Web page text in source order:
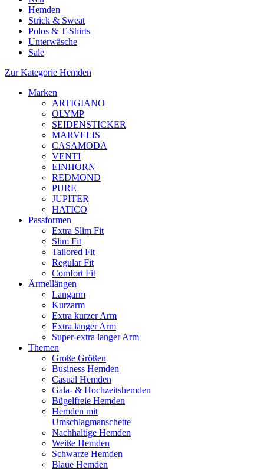
Hemden
Strick & Sweat
Polos & T-Shirts
Unterwäsche
Sale
Zur Kategorie Hemden
Marken
ARTIGIANO
OLYMP
SEIDENSTICKER
MARVELIS
CASAMODA
VENTI
EINHORN
REDMOND
PURE
JUPITER
HATICO
Passformen
Extra Slim Fit
Slim Fit
Tailored Fit
Regular Fit
Comfort Fit
Ärmellängen
Langarm
Kurzarm
Extra kurzer Arm
Extra langer Arm
Super-extra langer Arm
Themen
Große Größen
Business Hemden
Casual Hemden
Gala- & Hochzeitshemden
Bügelfreie Hemden
Hemden mit
Umschlagmanschette
Nachhaltige Hemden
Weiße Hemden
Schwarze Hemden
Blaue Hemden